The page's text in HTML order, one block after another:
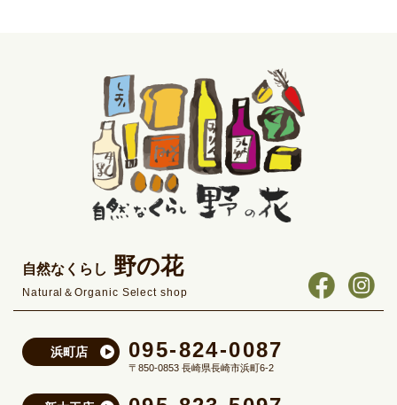
自然なくらし 野の花
Natural＆Organic Select shop
浜町店 095-824-0087
〒850-0853 長崎県長崎市浜町6-2